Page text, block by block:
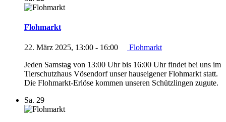
Flohmarkt
22. März 2025, 13:00 - 16:00
Flohmarkt
Jeden Samstag von 13:00 Uhr bis 16:00 Uhr findet bei uns im
Tierschutzhaus Vösendorf unser hauseigener Flohmarkt statt.
Die Flohmarkt-Erlöse kommen unseren Schützlingen zugute.
Sa. 29